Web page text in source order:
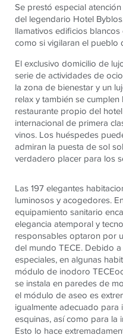
Se prestó especial
del legendario Hotel
llamativos edificios
como si vigilaran el pueblo
El exclusivo domicilio de
serie de actividades de
la zona de bienestar y un
relax y también se
restaurante propio del
internacional de primera
vinos. Los huéspedes
admiran la puesta de sol
verdadero placer para los
Las 197 elegantes
luminosos y acogedores.
equipamiento sanitario
elegancia atemporal y
responsables optaron por
del mundo TECE. Debido
especiales, en algunas
módulo de inodoro
se instala en paredes de
el módulo de aseo es
igualmente adecuado para
esquinas, así como para la
Esto lo hace